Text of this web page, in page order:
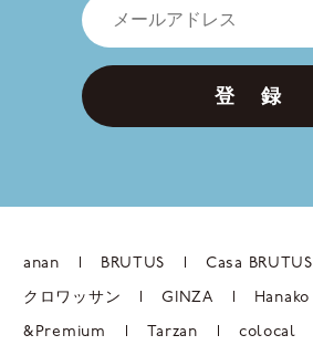
登 録
anan BRUTUS Casa BRUTUS
クロワッサン GINZA Hanako
&Premium Tarzan colocal